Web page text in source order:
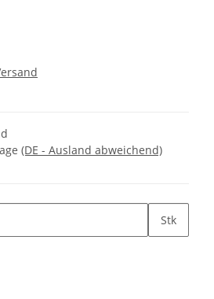
(DE - Ausland abweichend)
Stk